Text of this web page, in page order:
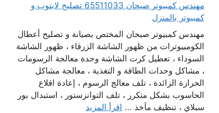
مهندس كمبيوتر صبحان 65511033 تصليح لابتوب و
كمبيوتر بالمنزل
مهندس كمبيوتر صبحان المختص بصيانة و تصليح أعطال
الكومبيوترات من ظهور الشاشة الزرقاء ، ظهور الشاشة
السوداء ، تعطيل كرت الشاشة وحدة معالجة الرسومات
، مشاكل وحدات الطاقة و التغذية ، معالجة مشاكل
الحرارة الزائدة ، تلف معالج الرسوم ، إعادة اقلاع
الحاسوب بشكل متكرر ، تلف التوانزستور ، استبدال بور
سبلاي ، تنظيف مآخذ ... اقرأ المزيد